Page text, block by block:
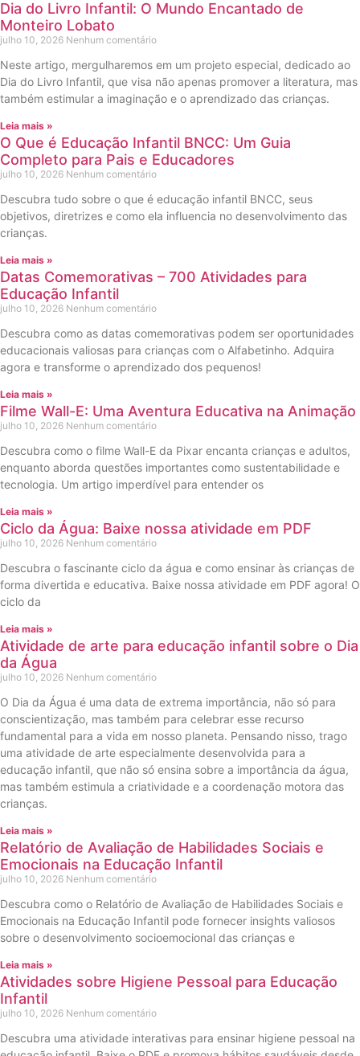
Dia do Livro Infantil: O Mundo Encantado de
Monteiro Lobato
julho 10, 2026 Nenhum comentário
Neste artigo, mergulharemos em um projeto especial, dedicado ao
Dia do Livro Infantil, que visa não apenas promover a literatura, mas
também estimular a imaginação e o aprendizado das crianças.
Leia mais »
O Que é Educação Infantil BNCC: Um Guia
Completo para Pais e Educadores
julho 10, 2026 Nenhum comentário
Descubra tudo sobre o que é educação infantil BNCC, seus
objetivos, diretrizes e como ela influencia no desenvolvimento das
crianças.
Leia mais »
Datas Comemorativas – 700 Atividades para
Educação Infantil
julho 10, 2026 Nenhum comentário
Descubra como as datas comemorativas podem ser oportunidades
educacionais valiosas para crianças com o Alfabetinho. Adquira
agora e transforme o aprendizado dos pequenos!
Leia mais »
Filme Wall-E: Uma Aventura Educativa na Animação
julho 10, 2026 Nenhum comentário
Descubra como o filme Wall-E da Pixar encanta crianças e adultos,
enquanto aborda questões importantes como sustentabilidade e
tecnologia. Um artigo imperdível para entender os
Leia mais »
Ciclo da Água: Baixe nossa atividade em PDF
julho 10, 2026 Nenhum comentário
Descubra o fascinante ciclo da água e como ensinar às crianças de
forma divertida e educativa. Baixe nossa atividade em PDF agora! O
ciclo da
Leia mais »
Atividade de arte para educação infantil sobre o Dia
da Água
julho 10, 2026 Nenhum comentário
O Dia da Água é uma data de extrema importância, não só para
conscientização, mas também para celebrar esse recurso
fundamental para a vida em nosso planeta. Pensando nisso, trago
uma atividade de arte especialmente desenvolvida para a
educação infantil, que não só ensina sobre a importância da água,
mas também estimula a criatividade e a coordenação motora das
crianças.
Leia mais »
Relatório de Avaliação de Habilidades Sociais e
Emocionais na Educação Infantil
julho 10, 2026 Nenhum comentário
Descubra como o Relatório de Avaliação de Habilidades Sociais e
Emocionais na Educação Infantil pode fornecer insights valiosos
sobre o desenvolvimento socioemocional das crianças e
Leia mais »
Atividades sobre Higiene Pessoal para Educação
Infantil
julho 10, 2026 Nenhum comentário
Descubra uma atividade interativas para ensinar higiene pessoal na